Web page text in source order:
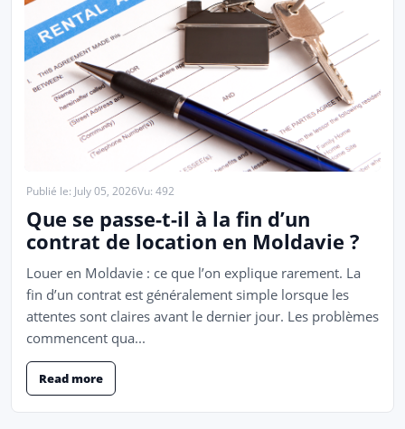
Publié le: July 05, 2026Vu: 492
Que se passe-t-il à la fin d’un
contrat de location en Moldavie ?
Louer en Moldavie : ce que l’on explique rarement. La
fin d’un contrat est généralement simple lorsque les
attentes sont claires avant le dernier jour. Les problèmes
commencent qua...
Read more